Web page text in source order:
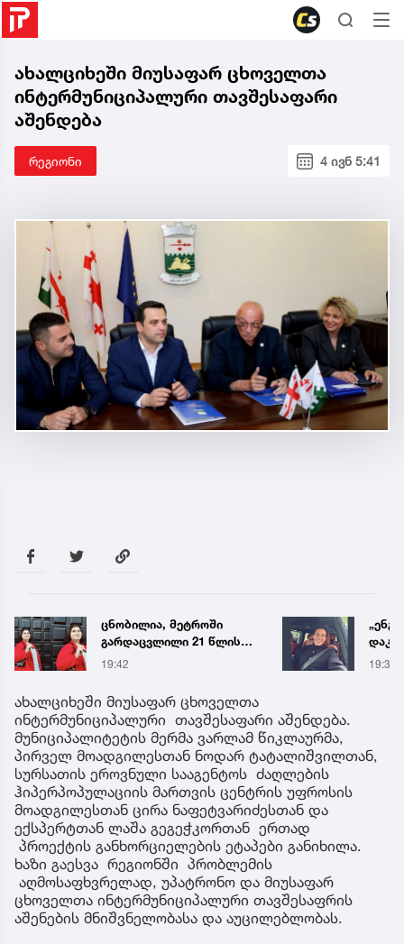
ახალციხეში მიუსაფარ ცხოველთა
ინტერმუნიციპალური თავშესაფარი
აშენდება
რეგიონი 4 ივნ 5:41
„ენგურთან
დაკავშირებით მინდა
ვთქვა...“ - გოგა მანიას
წინასწარმეტყველება
19:34 19:58
ახალციხეში მიუსაფარ ცხოველთა
ინტერმუნიციპალური თავშესაფარი აშენდება.
მუნიციპალიტეტის მერმა ვარლამ წიკლაურმა,
პირველ მოადგილესთან ნოდარ ტატალიშვილთან,
სურსათის ეროვნული სააგენტოს ძაღლების
ჰიპერპოპულაციის მართვის ცენტრის უფროსის
მოადგილესთან ცირა ნაფეტვარიძესთან და
ექსპერტთან ლაშა გეგეჭკორთან ერთად
პროექტის განხორციელების ეტაპები განიხილა.
ხაზი გაესვა რეგიონში პრობლემის
აღმოსაფხვრელად, უპატრონო და მიუსაფარ
ცხოველთა ინტერმუნიციპალური თავშესაფრის
აშენების მნიშვნელობასა და აუცილებლობას.